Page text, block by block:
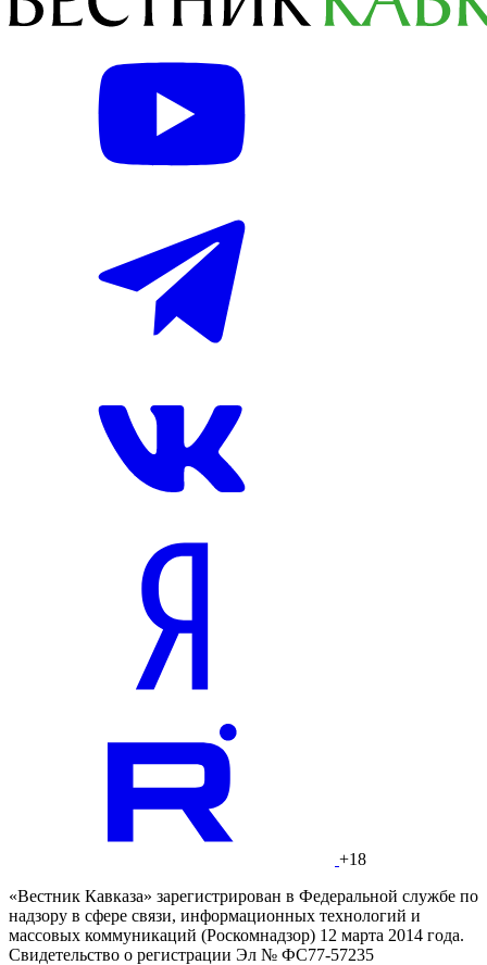
+18
«Вестник Кавказа» зарегистрирован в Федеральной службе по
надзору в сфере связи, информационных технологий и
массовых коммуникаций (Роскомнадзор) 12 марта 2014 года.
Свидетельство о регистрации Эл № ФС77-57235